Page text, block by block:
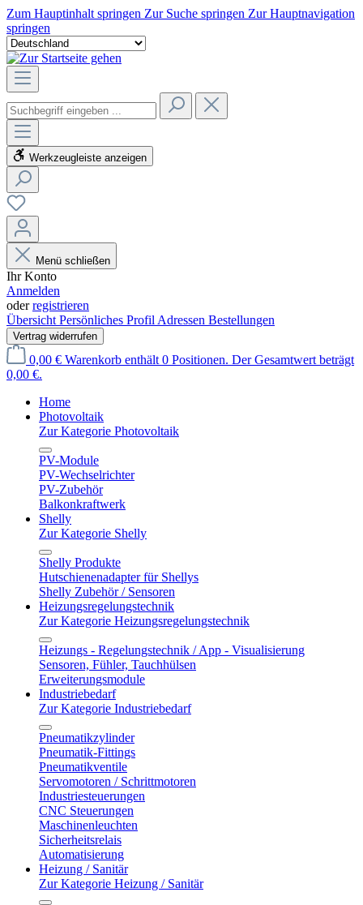
Zum Hauptinhalt springen Zur Suche springen Zur Hauptnavigation
springen
Werkzeugleiste anzeigen
Menü schließen
Ihr Konto
Anmelden
oderregistrieren
Übersicht Persönliches Profil Adressen Bestellungen
Vertrag widerrufen
0,00 € Warenkorb enthält 0 Positionen. Der Gesamtwert beträgt
0,00 €.
Home
Photovoltaik
Zur Kategorie Photovoltaik
PV-Module
PV-Wechselrichter
PV-Zubehör
Balkonkraftwerk
Shelly
Zur Kategorie Shelly
Shelly Produkte
Hutschienenadapter für Shellys
Shelly Zubehör / Sensoren
Heizungsregelungstechnik
Zur Kategorie Heizungsregelungstechnik
Heizungs - Regelungstechnik / App - Visualisierung
Sensoren, Fühler, Tauchhülsen
Erweiterungsmodule
Industriebedarf
Zur Kategorie Industriebedarf
Pneumatikzylinder
Pneumatik-Fittings
Pneumatikventile
Servomotoren / Schrittmotoren
Industriesteuerungen
CNC Steuerungen
Maschinenleuchten
Sicherheitsrelais
Automatisierung
Heizung / Sanitär
Zur Kategorie Heizung / Sanitär